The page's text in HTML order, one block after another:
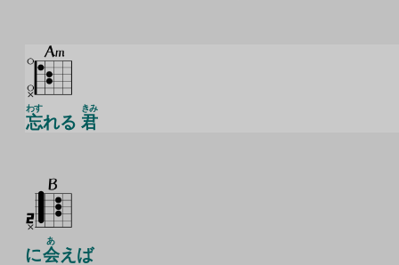
忘
わす
れる 君
きみ
に会
あ
えば